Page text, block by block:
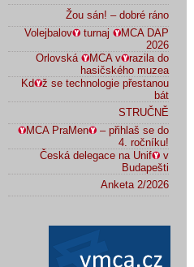
Žou sán! – dobré ráno
Volejbalov
turnaj
MCA DAP
2026
Orlovská
MCA v
razila do
hasičského muzea
Kd
ž se technologie přestanou
bát
STRUČNĚ
MCA PraMen
– přihlaš se do
4. ročníku!
Česká delegace na Unif
v
Budapešti
Anketa 2/2026